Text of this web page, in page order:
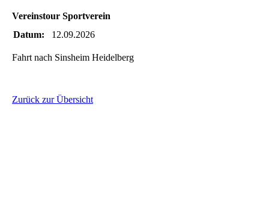
Vereinstour Sportverein
Datum:
12.09.2026
Fahrt nach Sinsheim Heidelberg
Zurück zur Übersicht